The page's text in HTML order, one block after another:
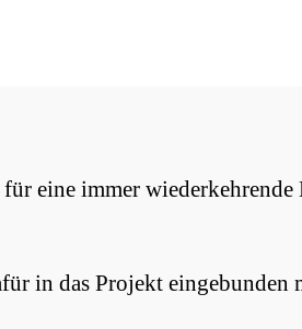
eine immer wiederkehrende
in das Projekt eingebunden